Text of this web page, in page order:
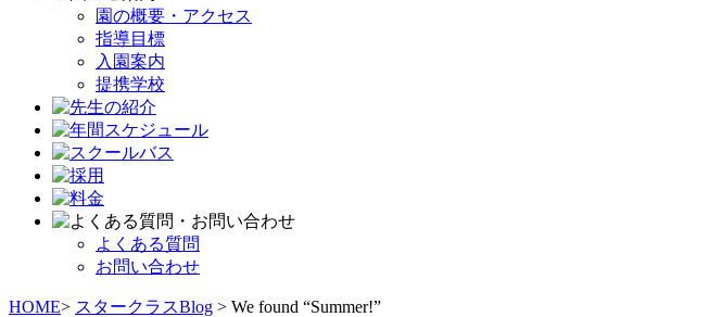
園の概要・アクセス
指導目標
入園案内
提携学校
よくある質問
お問い合わせ
HOME> スタークラスBlog > We found “Summer!”